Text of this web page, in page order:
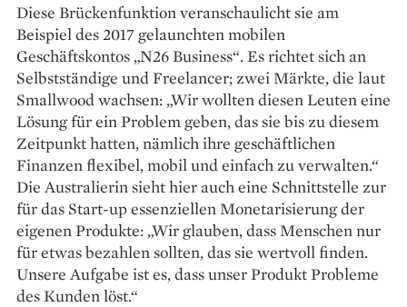
Diese Brückenfunktion veranschaulicht sie am
Beispiel des 2017 gelaunchten mobilen
Geschäftskontos „N26 Business“. Es richtet sich an
Selbstständige und Freelancer; zwei Märkte, die laut
Smallwood wachsen: „Wir wollten diesen Leuten eine
Lösung für ein Problem geben, das sie bis zu diesem
Zeitpunkt hatten, nämlich ihre geschäftlichen
Finanzen flexibel, mobil und einfach zu verwalten.“
Die Australierin sieht hier auch eine Schnittstelle zur
für das Start-up essenziellen Monetarisierung der
eigenen Produkte: „Wir glauben, dass Menschen nur
für etwas bezahlen sollten, das sie wertvoll finden.
Unsere Aufgabe ist es, dass unser Produkt Probleme
des Kunden löst.“